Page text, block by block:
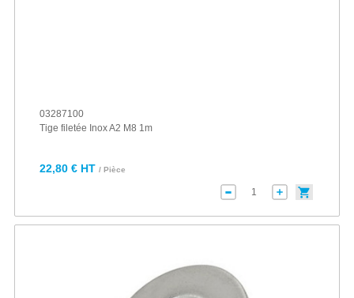
03287100
Tige filetée Inox A2 M8 1m
22,80 € HT / Pièce